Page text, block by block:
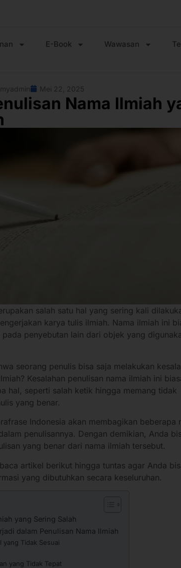
E-Book Wawasan
myadmin Mei 22, 2025
Nama Ilmiah
salah satu hal yang sering kali
karya tulis ilmiah. Nama ilmiah ini
penyebutan lain dari objek yang
seorang penulis bisa saja melakukan
Kesalahan penulisan nama ilmiah ini
hal, seperti salah ketik hingga memang tidak
yang benar.
Indonesia akan membagikan beberapa
penulisannya. Dengan demikian, Anda
yang benar dari nama ilmiah tersebut.
artikel berikut hingga tuntas agar Anda
yang dibutuhkan secara keseluruhan.
yang Sering Salah
dalam Penulisan Nama Ilmiah
yang Tidak Sesuai
yang Tidak Tepat